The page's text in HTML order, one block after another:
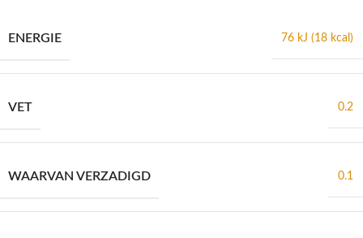
ENERGIE 76 kJ (18 kcal)
VET 0.2
WAARVAN VERZADIGD 0.1